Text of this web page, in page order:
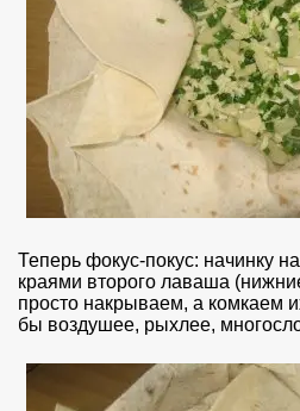
Теперь фокус-покус: начинку
краями второго лаваша
просто накрываем, а комкаем
бы воздушее, рыхлее,